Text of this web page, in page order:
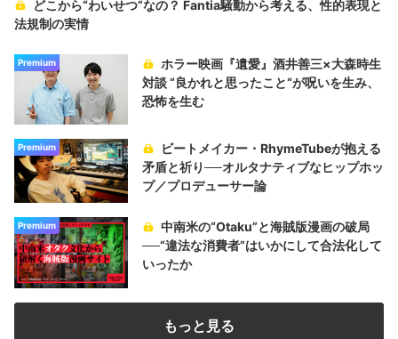
どこから“わいせつ”なの？ Fantia騒動から考える、性的表現と
法規制の実情
Premium
ホラー映画『遺愛』酒井善三×大森時生
対談 “良かれと思ったこと“が呪いを生み、
恐怖を生む
Premium
ビートメイカー・RhymeTubeが抱える
矛盾と祈り──オルタナティブなヒップホッ
プ／プロデューサー論
Premium
中南米の“Otaku”と海賊版漫画の破局
──“違法な消費者”はいかにして合法化して
いったか
もっと見る